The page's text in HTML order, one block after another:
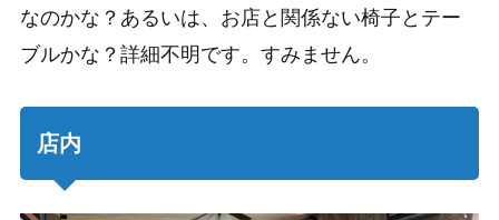
なのかな？あるいは、お店と関係ない椅子とテー
ブルかな？ 詳細不明です。すみません。
店内